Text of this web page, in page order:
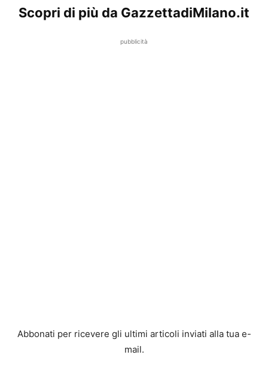
Scopri di più da GazzettadiMilano.it
pubblicità
Abbonati per ricevere gli ultimi articoli inviati alla tua e-
mail.